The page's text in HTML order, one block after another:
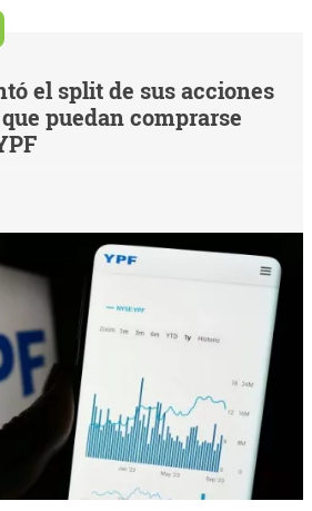
el split de sus acciones
puedan comprarse